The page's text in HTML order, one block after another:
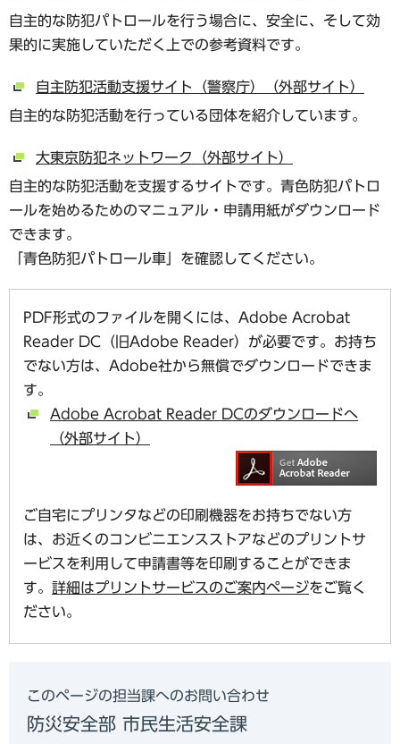
自主的な防犯パトロールを行う場合に、安全に、そして効
果的に実施していただく上での参考資料です。
自主防犯活動支援サイト（警察庁）（外部サイト）
自主的な防犯活動を行っている団体を紹介しています。
大東京防犯ネットワーク（外部サイト）
自主的な防犯活動を支援するサイトです。青色防犯パトロ
ールを始めるためのマニュアル・申請用紙がダウンロード
できます。
「青色防犯パトロール車」を確認してください。
PDF形式のファイルを開くには、Adobe Acrobat
Reader DC（旧Adobe Reader）が必要です。お持ち
でない方は、Adobe社から無償でダウンロードできま
す。
Adobe Acrobat Reader DCのダウンロードへ
（外部サイト）
ご自宅にプリンタなどの印刷機器をお持ちでない方
は、お近くのコンビニエンスストアなどのプリントサ
ービスを利用して申請書等を印刷することができま
す。 詳細はプリントサービスのご案内ページをご覧く
ださい。
このページの担当課へのお問い合わせ
防災安全部 市民生活安全課